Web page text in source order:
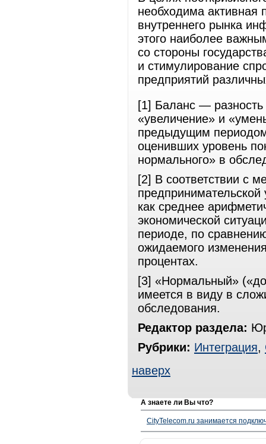
необходима активная
внутреннего рынка
этого наиболее
со стороны
и стимулирование
предприятий
[1] Баланс —
«увеличение» и
предыдущим
оценивших уровень
нормального» в
[2] В соответствии с
предпринимательской
как среднее
экономической
периоде, по
ожидаемого
процентах.
[3] «Нормальный»
имеется в виду в
обследования.
Редактор раздела:
Рубрики: Интеграция,
наверх
А знаете ли Вы что?
CityTelecom.ru занимается